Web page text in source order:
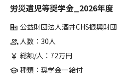
労災遺児等奨学金_2026年度
corporate_fare 公益財団法人酒井CHS振興財団
group人数：30人
currency_yen 総額/人：72万円
school 種類：奨学金ー給付